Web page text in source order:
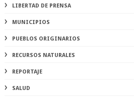
LIBERTAD DE PRENSA
MUNICIPIOS
PUEBLOS ORIGINARIOS
RECURSOS NATURALES
REPORTAJE
SALUD